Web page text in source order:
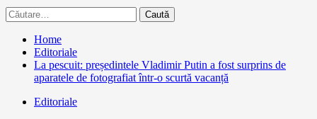
Caută
după:
Home
Editoriale
La pescuit: președintele Vladimir Putin a fost surprins de
aparatele de fotografiat într-o scurtă vacanță
Editoriale